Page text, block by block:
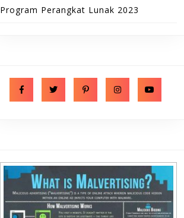
Program Perangkat Lunak 2023
Facebook Twitter Pinterest Instagram